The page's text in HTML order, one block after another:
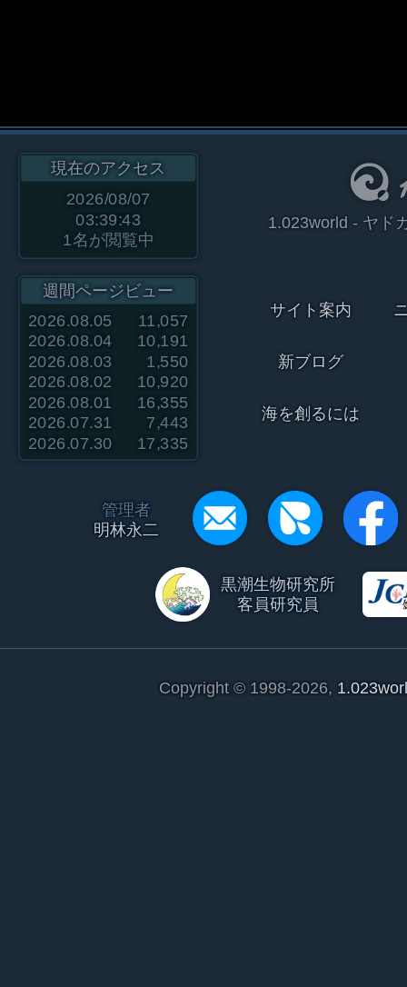
現在のアクセス
2026/08/07
03:39:43
1名が閲覧中
週間ページビュー
2026.08.05
11,057
2026.08.04
10,191
2026.08.03
1,550
2026.08.02
10,920
2026.08.01
16,355
2026.07.31
7,443
2026.07.30
17,335
1.023world - ヤド
サイト案内
新ブログ
海を創るには
管理者
明林永二
黒潮生物研究所
客員研究員
Copyright © 1998-2026,